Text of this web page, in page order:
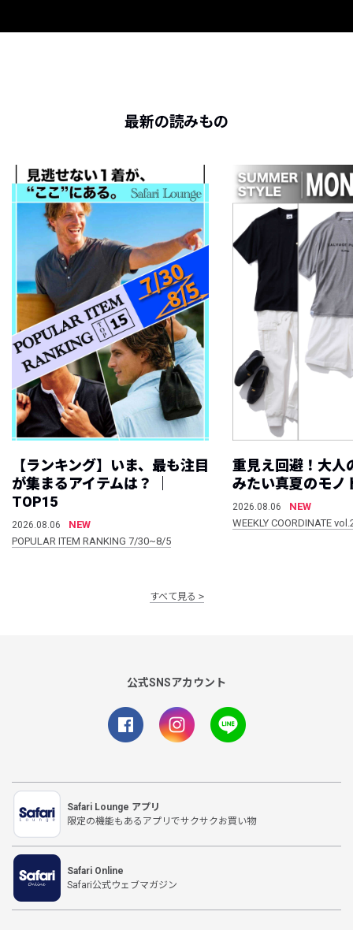
最新の読みもの
【ランキング】いま、最も注目
が集まるアイテムは？ ｜
TOP15
2026.08.06
NEW
POPULAR ITEM RANKING 7/30~8/5
重見え回避！大人
みたい真夏のモノ
2026.08.06
NEW
WEEKLY COORDINATE
すべて見る
公式SNSアカウント
Safari Lounge アプリ
限定の機能もあるアプリでサクサクお買い物
Safari Online
Safari公式ウェブマガジン